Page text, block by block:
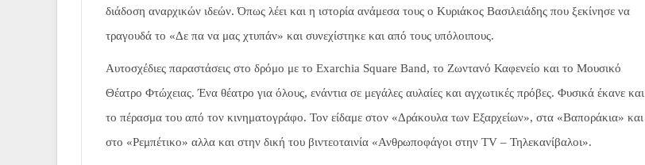
διάδοση αναρχικών ιδεών. Όπως λέει και η ιστορία ανάμεσα τους ο Κυριάκος Βασιλειάδης που ξεκίνησε να
τραγουδά το «Δε πα να μας χτυπάν» και συνεχίστηκε και από τους υπόλοιπους.
Αυτοσχέδιες παραστάσεις στο δρόμο με το Exarchia Square Band, το Ζωντανό Καφενείο και το Μουσικό
Θέατρο Φτώχειας. Ένα θέατρο για όλους, ενάντια σε μεγάλες αυλαίες και αγχωτικές πρόβες. Φυσικά έκανε και
το πέρασμα του από τον κινηματογράφο. Τον είδαμε στον «Δράκουλα των Εξαρχείων», στα «Βαποράκια» και
στο «Ρεμπέτικο» αλλα και στην δική του βιντεοταινία «Ανθρωποφάγοι στην TV – Τηλεκανίβαλοι».